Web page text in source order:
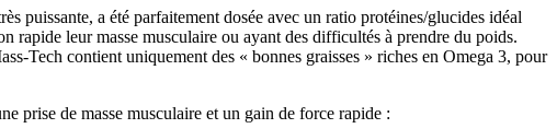
puissante, a été parfaitement dosée avec un ratio protéines/glucides idéal
rapide leur masse musculaire ou ayant des difficultés à prendre du poids.
Tech contient uniquement des « bonnes graisses » riches en Omega 3, pour
prise de masse musculaire et un gain de force rapide :